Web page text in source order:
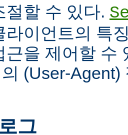
절할 수 있다.
라이언트의 특
근을 제어할 수
(User-
그